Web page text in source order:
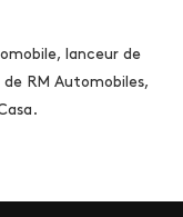
lanceur de
RM Automobiles,